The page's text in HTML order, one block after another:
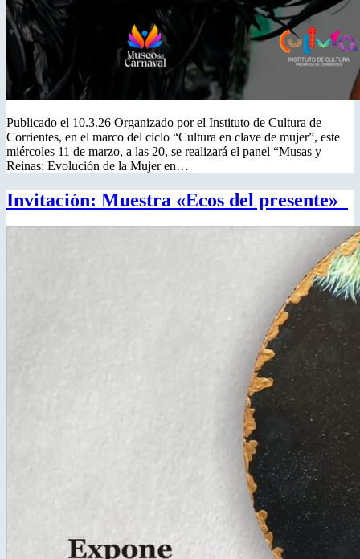
Publicado el 10.3.26 Organizado por el Instituto de Cultura de
Corrientes, en el marco del ciclo “Cultura en clave de mujer”, este
miércoles 11 de marzo, a las 20, se realizará el panel “Musas y
Reinas: Evolución de la Mujer en…
Invitación: Muestra «Ecos del presente»